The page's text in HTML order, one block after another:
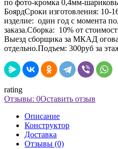
по фото-кромка 0,4мм-
БоярдСроки изготовления: 10-
изделие: один год с момента
заказа.Сборка: 10% от
Выезд сборщика за МКАД
отдельно.Подъем: 300руб за
rating
Отзывы: 0Оставить отзыв
Описание
Конструктор
Доставка
Отзывы (0)